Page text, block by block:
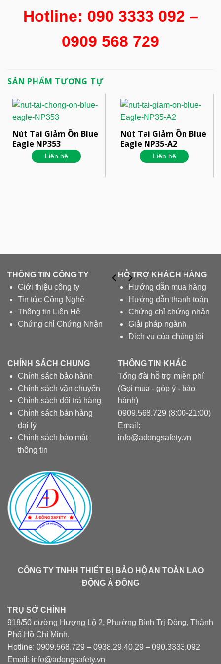
Hotline: 090 3333 092 –
0909 568 729
SẢN PHẨM TƯƠNG TỰ
Nút Tai Giảm Ồn Blue
Eagle NP353
Liên hệ
Nút Tai Giảm Ồn Blue
Eagle NP35-A2
Liên hệ
THÔNG TIN CÔNG TY
Giới thiệu công ty
Tin tức Công Nghệ
Thông tin Liên Hệ
Chứng chỉ Chứng Nhận
HỖ TRỢ KHÁCH HÀNG
Hướng dẫn mua hàng
Hướng dẫn thanh toán
Chứng chỉ chứng nhận
Giải pháp ngành
Dịch vụ của chúng tôi
CHÍNH SÁCH CHUNG
Chính sách bảo hành
Chính sách vận chuyển
Chính sách đổi trả hàng
Chính sách bán hàng
đại lý
Chính sách bảo mật
thông tin
THÔNG TIN KHÁC
Tổng đài hỗ trợ miễn phí
(Gọi mua - góp ý - bảo
hành)
0909.568.729 (8:00-21:00)
Email:
info@adongsafety.vn
CÔNG TY TNHH THIẾT BỊ BẢO HỘ AN TOÀN LAO
ĐỘNG Á ĐÔNG
TRỤ SỞ CHÍNH
918/50 đường Hượng Lộ 2, Phường Bình Trị Đông, Thành
Phố Hồ Chí Minh.
Hotline: 0909.568.729 – 0938.29.40.29 – 090.3333.092
Email: info@adongsafety.vn